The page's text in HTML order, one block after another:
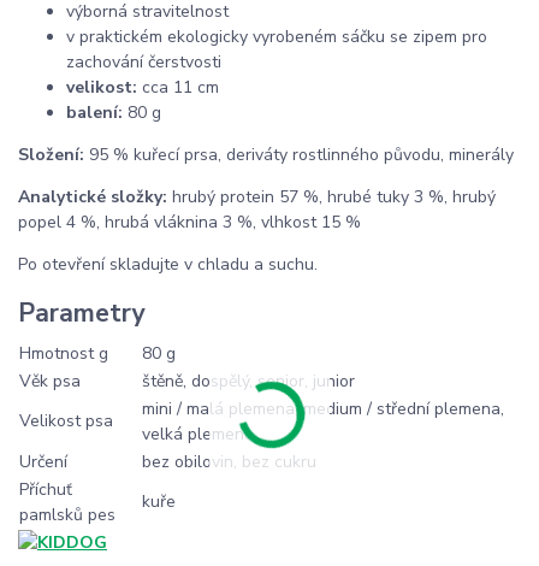
výborná stravitelnost
v praktickém ekologicky vyrobeném sáčku se zipem pro
zachování čerstvosti
velikost: cca 11 cm
balení: 80 g
Složení: 95 % kuřecí prsa, deriváty rostlinného původu, minerály
Analytické složky: hrubý protein 57 %, hrubé tuky 3 %, hrubý
popel 4 %, hrubá vláknina 3 %, vlhkost 15 %
Po otevření skladujte v chladu a suchu.
Parametry
Hmotnost g
80 g
Věk psa
štěně, dospělý, senior, junior
Velikost psa
mini / malá plemena, medium / střední plemena,
velká plemena
Určení
bez obilovin, bez cukru
Příchuť
pamlsků pes
kuře